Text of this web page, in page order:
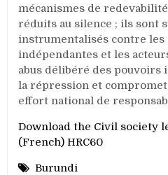
mécanismes de
réduits au silence ; ils sont
instrumentalisés contre les
indépendantes et les
abus délibéré des
la répression et
effort national de
Download the Civil society
(French) HRC60
Burundi